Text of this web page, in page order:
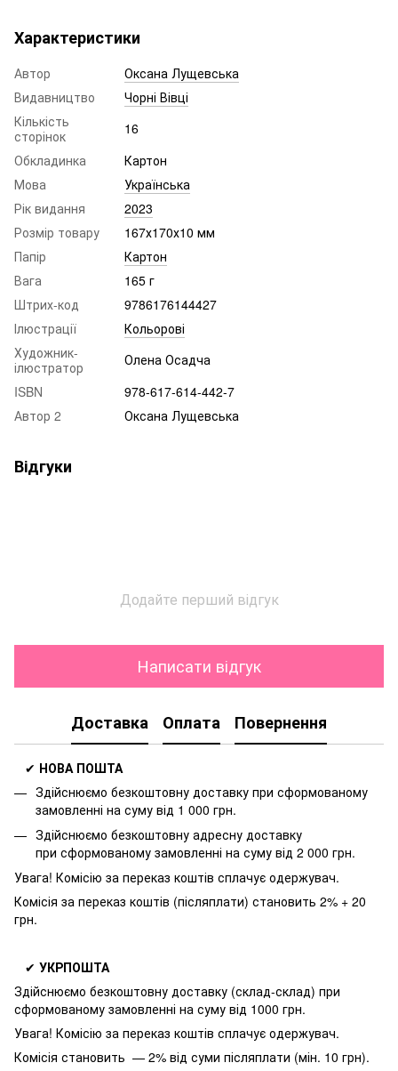
Характеристики
Автор
Оксана Лущевська
Видавництво
Чорні Вівці
Кількість
сторінок
16
Обкладинка
Картон
Мова
Українська
Рік видання
2023
Розмір товару
167х170х10 мм
Папір
Картон
Вага
165 г
Штрих-код
9786176144427
Ілюстрації
Кольорові
Художник-
ілюстратор
Олена Осадча
ISBN
978-617-614-442-7
Автор 2
Оксана Лущевська
Відгуки
Додайте перший відгук
Написати відгук
Доставка Оплата Повернення
✔ НОВА ПОШТА
Здійснюємо безкоштовну доставку при сформованому
замовленні на суму від 1 000 грн.
Здійснюємо безкоштовну адресну доставку
при сформованому замовленні на суму від 2 000 грн.
Увага! Комісію за переказ коштів сплачує одержувач.
Комісія за переказ коштів (післяплати) становить 2% + 20
грн.
✔ УКРПОШТА
Здійснюємо безкоштовну доставку (склад-склад) при
сформованому замовленні на суму від 1000 грн.
Увага! Комісію за переказ коштів сплачує одержувач.
Комісія становить — 2% від суми післяплати (мін. 10 грн).